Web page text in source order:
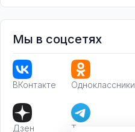
Мы в соцсетях
ВКонтакте Одноклассники
Дзен Телеграм